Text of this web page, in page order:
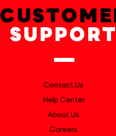
SUPPORT
Contact Us
Help Center
About Us
Careers